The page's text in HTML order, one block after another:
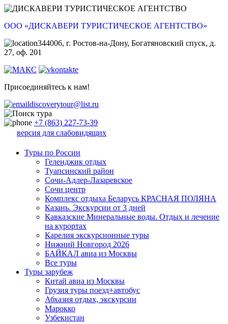
ООО «ДИСКАВЕРИ ТУРИСТИЧЕСКОЕ АГЕНТСТВО»
344006, г. Ростов-на-Дону, Богатяновский спуск, д.
27, оф. 201
Присоединяйтесь к нам!
discoverytour@list.ru
+7 (863) 227-73-39
версия для слабовидящих
Туры по России
Геленджик отдых
Туапсинский район
Сочи-Адлер-Лазаревское
Сочи центр
Комплекс отдыха Беларусь КРАСНАЯ ПОЛЯНА
Казань. Экскурсии от 3 дней
Кавказские Минеральные воды. Отдых и лечение
на курортах
Карелия экскурсионные туры
Нижний Новгород 2026
БАЙКАЛ авиа из Москвы
Все туры
Туры зарубеж
Китай авиа из Москвы
Грузия туры поезд+автобус
Абхазия отдых, экскурсии
Марокко
Узбекистан